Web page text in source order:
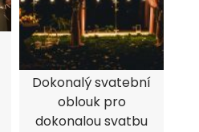
Dokonalý svatební
oblouk pro
dokonalou svatbu